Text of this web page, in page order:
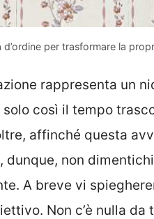
d’ordine per trasformare la
rappresenta un
così il tempo
affinché questa
, dunque, non
A breve vi
Non c’è nulla